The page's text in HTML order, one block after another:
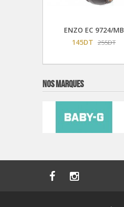
ENZO EC 9724/MB
145DT 255DT
NOS MARQUES